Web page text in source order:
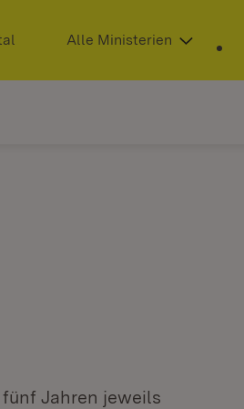
(Öffnet in neuem Fenster)
Alle Ministerien
Jahren jeweils